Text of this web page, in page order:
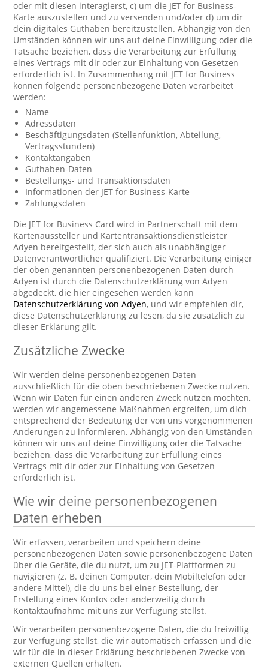
oder mit diesen interagierst, c) um die JET for Business-
Karte auszustellen und zu versenden und/oder d) um dir
dein digitales Guthaben bereitzustellen. Abhängig von den
Umständen können wir uns auf deine Einwilligung oder die
Tatsache beziehen, dass die Verarbeitung zur Erfüllung
eines Vertrags mit dir oder zur Einhaltung von Gesetzen
erforderlich ist. In Zusammenhang mit JET for Business
können folgende personenbezogene Daten verarbeitet
werden:
Name
Adressdaten
Beschäftigungsdaten (Stellenfunktion, Abteilung,
Vertragsstunden)
Kontaktangaben
Guthaben-Daten
Bestellungs- und Transaktionsdaten
Informationen der JET for Business-Karte
Zahlungsdaten
Die JET for Business Card wird in Partnerschaft mit dem
Kartenaussteller und Kartentransaktionsdienstleister
Adyen bereitgestellt, der sich auch als unabhängiger
Datenverantwortlicher qualifiziert. Die Verarbeitung einiger
der oben genannten personenbezogenen Daten durch
Adyen ist durch die Datenschutzerklärung von Adyen
abgedeckt, die hier eingesehen werden kann
Datenschutzerklärung von Adyen, und wir empfehlen dir,
diese Datenschutzerklärung zu lesen, da sie zusätzlich zu
dieser Erklärung gilt.
Zusätzliche Zwecke
Wir werden deine personenbezogenen Daten
ausschließlich für die oben beschriebenen Zwecke nutzen.
Wenn wir Daten für einen anderen Zweck nutzen möchten,
werden wir angemessene Maßnahmen ergreifen, um dich
entsprechend der Bedeutung der von uns vorgenommenen
Änderungen zu informieren. Abhängig von den Umständen
können wir uns auf deine Einwilligung oder die Tatsache
beziehen, dass die Verarbeitung zur Erfüllung eines
Vertrags mit dir oder zur Einhaltung von Gesetzen
erforderlich ist.
Wie wir deine personenbezogenen
Daten erheben
Wir erfassen, verarbeiten und speichern deine
personenbezogenen Daten sowie personenbezogene Daten
über die Geräte, die du nutzt, um zu JET-Plattformen zu
navigieren (z. B. deinen Computer, dein Mobiltelefon oder
andere Mittel), die du uns bei einer Bestellung, der
Erstellung eines Kontos oder anderweitig durch
Kontaktaufnahme mit uns zur Verfügung stellst.
Wir verarbeiten personenbezogene Daten, die du freiwillig
zur Verfügung stellst, die wir automatisch erfassen und die
wir für die in dieser Erklärung beschriebenen Zwecke von
externen Quellen erhalten.